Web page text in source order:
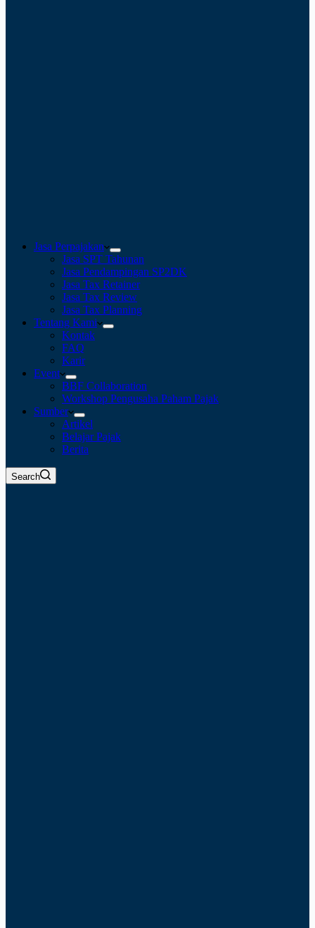
Jasa Perpajakan
Jasa SPT Tahunan
Jasa Pendampingan SP2DK
Jasa Tax Retainer
Jasa Tax Review
Jasa Tax Planning
Tentang Kami
Kontak
FAQ
Karir
Event
BBF Collaboration
Workshop Pengusaha Paham Pajak
Sumber
Artikel
Belajar Pajak
Berita
Search